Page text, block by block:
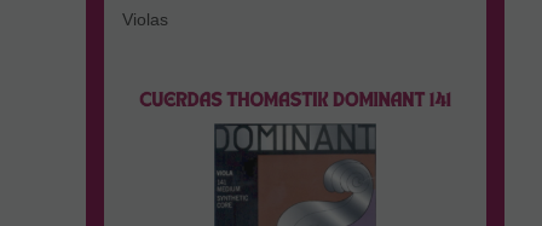
Violas